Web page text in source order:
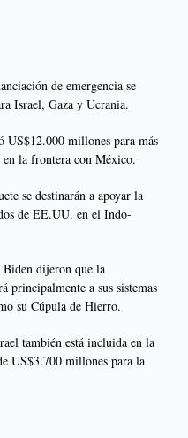
de emergencia se
Israel, Gaza y Ucrania.
millones para más
en la frontera con México.
se destinarán a apoyar la
de EE.UU. en el Indo-
dijeron que la
principalmente a sus sistemas
su Cúpula de Hierro.
también está incluida en la
US$3.700 millones para la